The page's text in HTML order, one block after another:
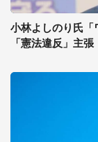
小林よしのり氏「
「憲法違反」主張